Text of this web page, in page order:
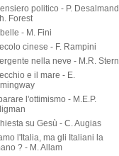
politico - P. Desalmand
Forest
- M. Fini
cinese - F. Rampini
nella neve - M.R. Stern
e il mare - E.
l'ottimismo - M.E.P.
su Gesù - C. Augias
l'Italia, ma gli Italiani la
? - M. Allam